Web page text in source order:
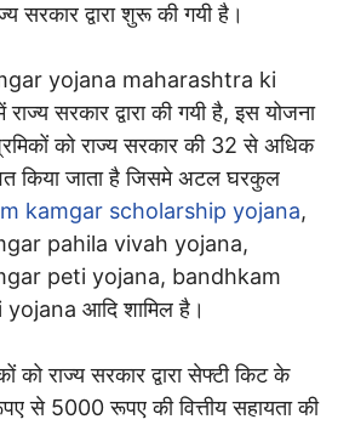
सरकार द्वारा शुरू की गयी है।
yojana maharashtra ki
सरकार द्वारा की गयी है, इस योजना
को राज्य सरकार की 32 से अधिक
किया जाता है जिसमे अटल घरकुल
kamgar scholarship yojana,
pahila vivah yojana,
peti yojana, bandhkam
आदि शामिल है।
को राज्य सरकार द्वारा सेफ्टी किट के
से 5000 रूपए की वित्तीय सहायता की